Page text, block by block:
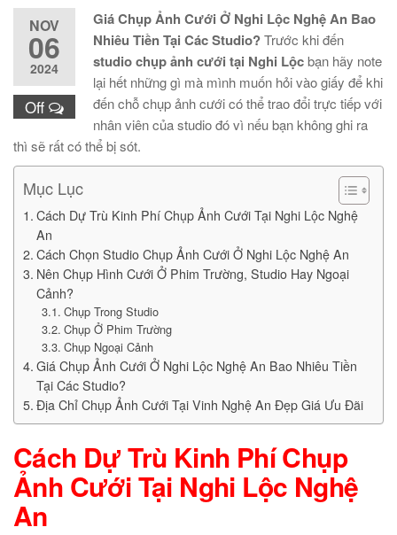
NOV
06
2024
Off
Giá Chụp Ảnh Cưới Ở Nghi Lộc Nghệ An Bao
Nhiêu Tiền Tại Các Studio?Trước khi đến
studio chụp ảnh cưới tại Nghi Lộcbạn hãy note
lại hết những gì mà mình muốn hỏi vào giấy để khi
đến chỗ chụp ảnh cưới có thể trao đổi trực tiếp với
nhân viên của studio đó vì nếu bạn không ghi ra
thì sẽ rất có thể bị sót.
Mục Lục
Cách Dự Trù Kinh Phí Chụp Ảnh Cưới Tại Nghi Lộc Nghệ
An
Cách Chọn Studio Chụp Ảnh Cưới Ở Nghi Lộc Nghệ An
Nên Chụp Hình Cưới Ở Phim Trường, Studio Hay Ngoại
Cảnh?
Chụp Trong Studio
Chụp Ở Phim Trường
Chụp Ngoại Cảnh
Giá Chụp Ảnh Cưới Ở Nghi Lộc Nghệ An Bao Nhiêu Tiền
Tại Các Studio?
Địa Chỉ Chụp Ảnh Cưới Tại Vinh Nghệ An Đẹp Giá Ưu Đãi
Cách Dự Trù Kinh Phí Chụp
Ảnh Cưới Tại Nghi Lộc Nghệ
An